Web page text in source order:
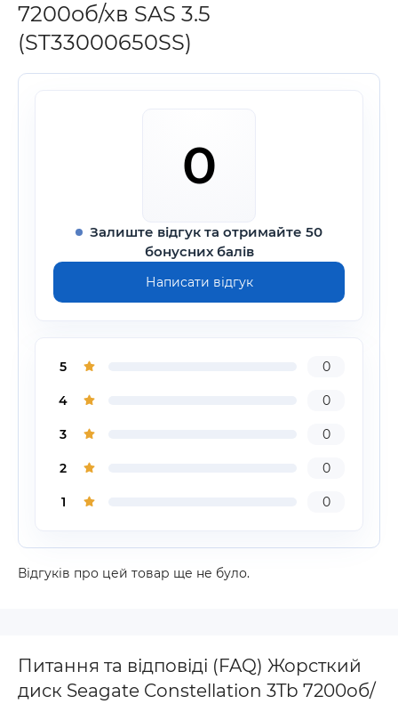
7200об/хв SAS 3.5
(ST33000650SS)
0
Залиште відгук та отримайте 50
бонусних балів
Написати відгук
5 0
4 0
3 0
2 0
1 0
Відгуків про цей товар ще не було.
Питання та відповіді (FAQ) Жорсткий
диск Seagate Constellation 3Tb 7200об/